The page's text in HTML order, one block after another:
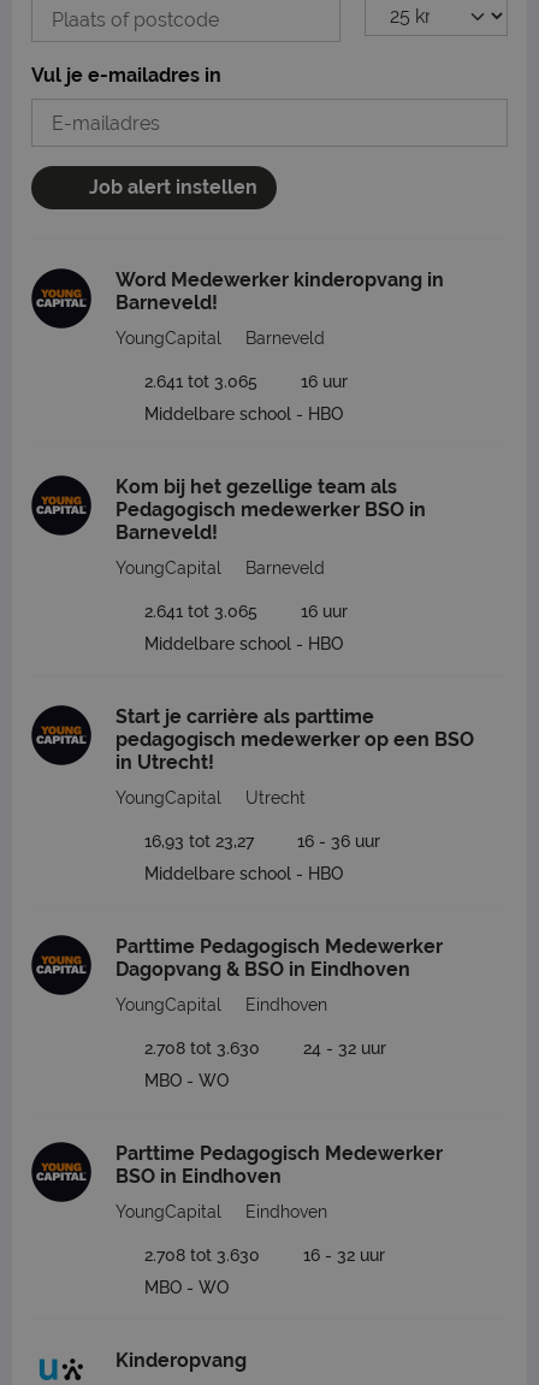
Vul je e-mailadres in
Job alert instellen
Word Medewerker kinderopvang in
Barneveld!
YoungCapital Barneveld
2.641 tot 3.065
16 uur
Middelbare school - HBO
Kom bij het gezellige team als
Pedagogisch medewerker BSO in
Barneveld!
YoungCapital Barneveld
2.641 tot 3.065
16 uur
Middelbare school - HBO
Start je carrière als parttime
pedagogisch medewerker op een BSO
in Utrecht!
YoungCapital Utrecht
16,93 tot 23,27
16 - 36 uur
Middelbare school - HBO
Parttime Pedagogisch Medewerker
Dagopvang & BSO in Eindhoven
YoungCapital Eindhoven
2.708 tot 3.630
24 - 32 uur
MBO - WO
Parttime Pedagogisch Medewerker
BSO in Eindhoven
YoungCapital Eindhoven
2.708 tot 3.630
16 - 32 uur
MBO - WO
Kinderopvang